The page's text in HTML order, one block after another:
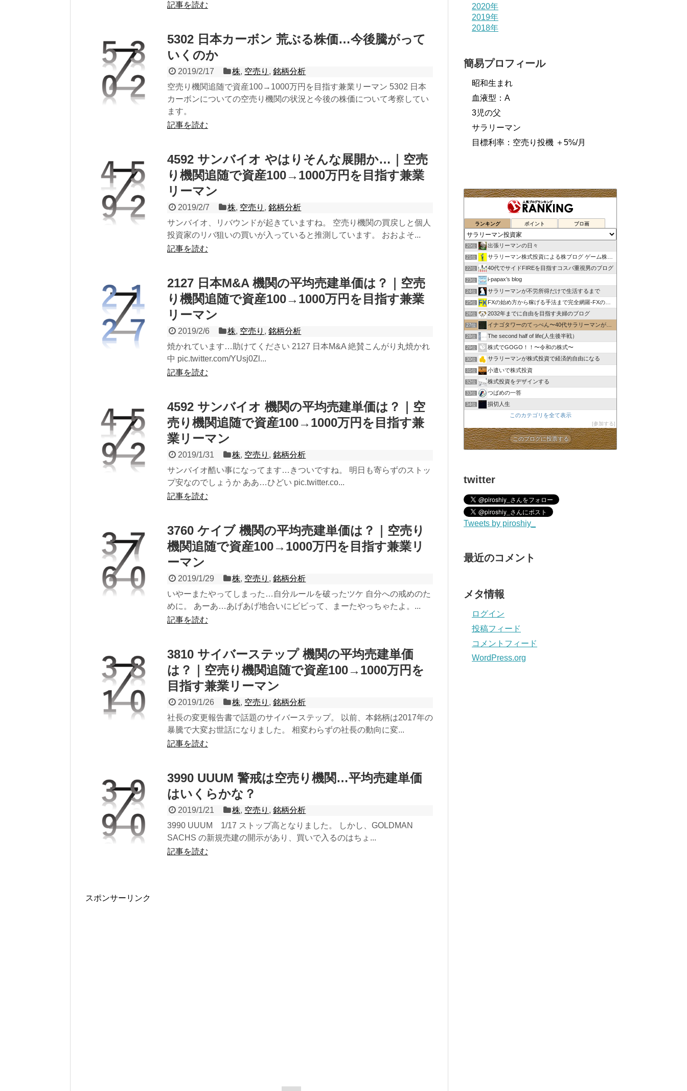
記事を読む
5302 日本カーボン 荒ぶる株価…今後騰がって
いくのか
2019/2/17 株, 空売り ,銘柄分析
空売り機関追随で資産100→1000万円を目指す兼業リーマン 5302 日本
カーボンについての空売り機関の状況と今後の株価について考察してい
ます。
記事を読む
4592 サンバイオ やはりそんな展開か…｜空売
り機関追随で資産100→1000万円を目指す兼業
リーマン
2019/2/7 株, 空売り ,銘柄分析
サンバイオ、リバウンドが起きていますね。 空売り機関の買戻しと個人
投資家のリバ狙いの買いが入っていると推測しています。 おおよそ...
記事を読む
2127 日本M&A 機関の平均売建単価は？｜空売
り機関追随で資産100→1000万円を目指す兼業
リーマン
2019/2/6 株, 空売り ,銘柄分析
焼かれています…助けてください 2127 日本M&A 絶賛こんがり丸焼かれ
中 pic.twitter.com/YUsj0Zl...
記事を読む
4592 サンバイオ 機関の平均売建単価は？｜空
売り機関追随で資産100→1000万円を目指す兼
業リーマン
2019/1/31 株, 空売り ,銘柄分析
サンバイオ酷い事になってます…きついですね。 明日も寄らずのストッ
プ安なのでしょうか ああ…ひどい pic.twitter.co...
記事を読む
3760 ケイブ 機関の平均売建単価は？｜空売り
機関追随で資産100→1000万円を目指す兼業リ
ーマン
2019/1/29 株, 空売り ,銘柄分析
いやーまたやってしまった…自分ルールを破ったツケ 自分への戒めのた
めに。 あーあ…あげあげ地合いにビビって、まーたやっちゃたよ。...
記事を読む
3810 サイバーステップ 機関の平均売建単価
は？｜空売り機関追随で資産100→1000万円を
目指す兼業リーマン
2019/1/26 株, 空売り ,銘柄分析
社長の変更報告書で話題のサイバーステップ。 以前、本銘柄は2017年の
暴騰で大変お世話になりました。 相変わらずの社長の動向に変...
記事を読む
3990 UUUM 警戒は空売り機関…平均売建単価
はいくらかな？
2019/1/21 株, 空売り ,銘柄分析
3990 UUUM 1/17 ストップ高となりました。 しかし、GOLDMAN
SACHS の新規売建の開示があり、買いで入るのはちょ...
記事を読む
スポンサーリンク
2020年
2019年
2018年
簡易プロフィール
昭和生まれ
血液型：A
3児の父
サラリーマン
目標利率：空売り投機 ＋5%/月
ランキング ポイント ブロ画
20位 出張リーマンの日々
21位 サラリーマン株式投資による株ブログ ゲーム株で儲けたい！
22位 40代でサイドFIREを目指すコスパ重視男のブログ
23位 i-papax’s blog
24位 サラリーマンが不労所得だけで生活するまで
25位 FXの始め方から稼げる手法まで完全網羅-FXのススメ
26位 2032年までに自由を目指す夫婦のブログ
27位 イナゴタワーのてっぺん〜40代サラリーマンが投機で早期退職〜
28位 The second half of life(人生後半戦）
29位 株式でGOGO！！〜令和の株式〜
30位 サラリーマンが株式投資で経済的自由になる
31位 小遣いで株式投資
32位 株式投資をデザインする
33位 つばめの一答
34位
損切人生
このカテゴリを全て表示
参加する
このブログに投票する
twitter
Tweets by piroshiy_
最近のコメント
メタ情報
ログイン
投稿フィード
コメントフィード
WordPress.org